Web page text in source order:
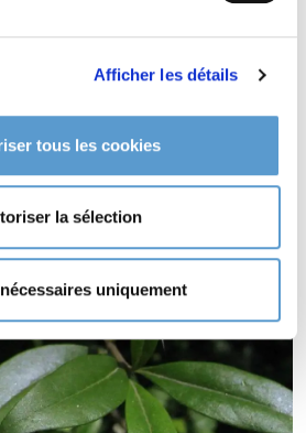
Afficher les détails
tous les cookies
la sélection
uniquement